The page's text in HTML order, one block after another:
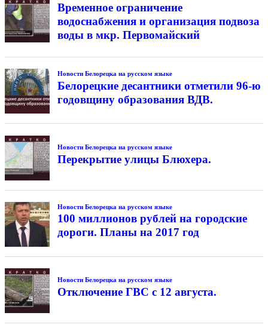
Временное ограничение
водоснабжения и организация подвоза
воды в мкр. Первомайский
Новости Белорецка на русском языке
Белорецкие десантники отметили 96-ю
годовщину образования ВДВ.
Новости Белорецка на русском языке
Перекрытие улицы Блюхера.
Новости Белорецка на русском языке
100 миллионов рублей на городские
дороги. Планы на 2017 год
Новости Белорецка на русском языке
Отключение ГВС с 12 августа.